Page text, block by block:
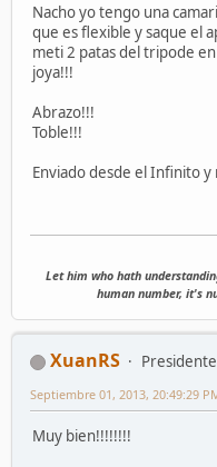
Nacho yo tengo una
que es flexible y saque el
meti 2 patas del tripode
joya!!!
Abrazo!!!
Toble!!!
Enviado desde el Infinito y
Let him who hath
human number, it's
XuanRS Presidente
Septiembre 01, 2013, 20:49:29
Muy bien!!!!!!!!